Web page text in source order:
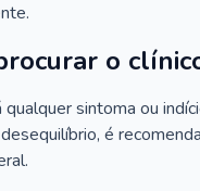
o
sintoma ou
é